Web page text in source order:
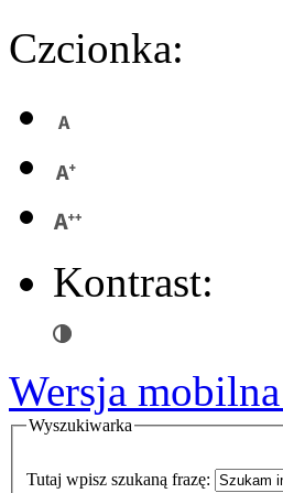
Czcionka:
Kontrast:
Wersja mobilna
Wyszukiwarka
Tutaj wpisz szukaną frazę: